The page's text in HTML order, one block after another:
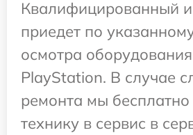
Квалифицированный
приедет по
осмотра
PlayStation. В случае
ремонта мы бесплатно
технику в сервис в